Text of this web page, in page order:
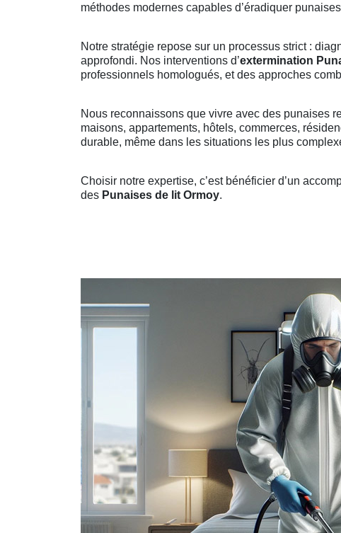
méthodes modernes capables d’éradiquer
Notre stratégie repose sur un processus strict :
approfondi. Nos interventions d’extermination
professionnels homologués, et des approches
Nous reconnaissons que vivre avec des punaises
maisons, appartements, hôtels, commerces,
durable, même dans les situations les plus
Choisir notre expertise, c’est bénéficier d’un
des Punaises de lit Ormoy.